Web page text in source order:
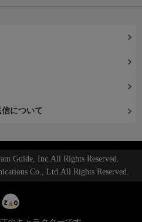
について
Guide, Inc.All Rights Reserved.
Co., Ltd.All Rights Reserved.